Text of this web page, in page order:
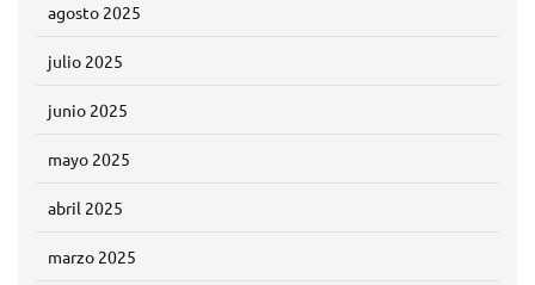
agosto 2025
julio 2025
junio 2025
mayo 2025
abril 2025
marzo 2025